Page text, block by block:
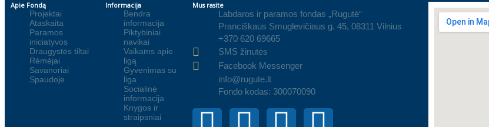
Apie Fondą
Projektai
Ataskaita
Paramos
iniciatyvos
Draugystės tiltai
Rėmėjai
Savanoriai
Spaudoje
Informacija
Bendra
informacija
Piktybiniai
navikai
Vaikams apie
ligą
Gyvenimas su
liga
Socialinė
informacija
Knygos ir
straipsniai
Mus rasite
Labdaros ir paramos fondas „Rugutė“
Pranciškaus Smuglevičiaus g. 45, 08311 Vilnius
+370 620 69665
SMS žinutės
Facebook Messenger
info@rugute.lt
Fondo kodas: 300070090